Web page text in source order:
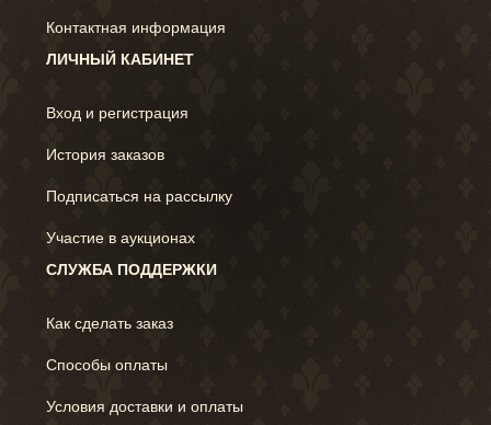
Контактная информация
ЛИЧНЫЙ КАБИНЕТ
Вход и регистрация
История заказов
Подписаться на рассылку
Участие в аукционах
СЛУЖБА ПОДДЕРЖКИ
Как сделать заказ
Способы оплаты
Условия доставки и оплаты